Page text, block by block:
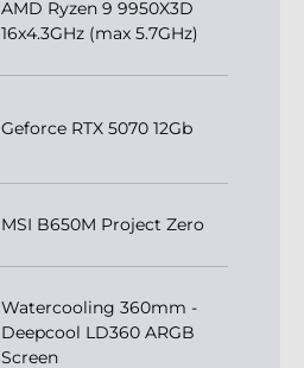
AMD Ryzen 9 9950X3D
16x4.3GHz (max 5.7GHz)
Geforce RTX 5070 12Gb
MSI B650M Project Zero
Watercooling 360mm -
Deepcool LD360 ARGB
Screen